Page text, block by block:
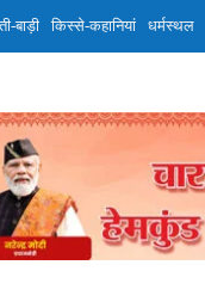
बाड़ी किस्से-कहानियां धर्मस्थल